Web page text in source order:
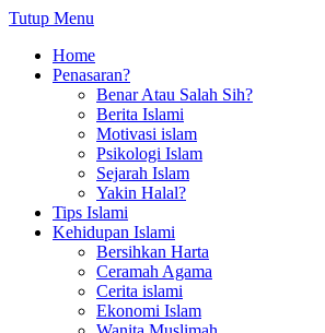
Tutup Menu
Home
Penasaran?
Benar Atau Salah Sih?
Berita Islami
Motivasi islam
Psikologi Islam
Sejarah Islam
Yakin Halal?
Tips Islami
Kehidupan Islami
Bersihkan Harta
Ceramah Agama
Cerita islami
Ekonomi Islam